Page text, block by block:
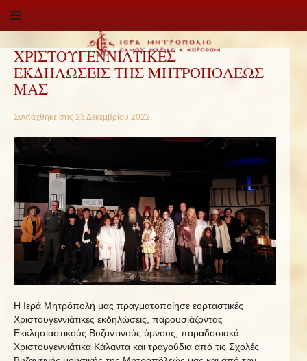
ΧΡΙΣΤΟΥΓΕΝΝΙΑΤΙΚΕΣ
ΕΚΔΗΛΩΣΕΙΣ ΤΗΣ ΜΗΤΡΟΠΟΛΕΩΣ
ΜΑΣ
Συντάχθηκε στις 23 Δεκεμβρίου 2022.
Η Ιερά Μητρόπολή μας πραγματοποίησε εορταστικές
Χριστουγεννιάτικες εκδηλώσεις, παρουσιάζοντας
Εκκλησιαστικούς Βυζαντινούς ύμνους, παραδοσιακά
Χριστουγεννιάτικα Κάλαντα και τραγούδια από τις Σχολές